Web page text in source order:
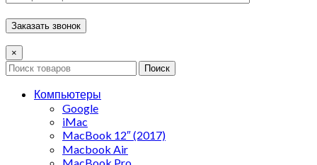
×
Поиск
Компьютеры
Google
iMac
MacBook 12″ (2017)
Macbook Air